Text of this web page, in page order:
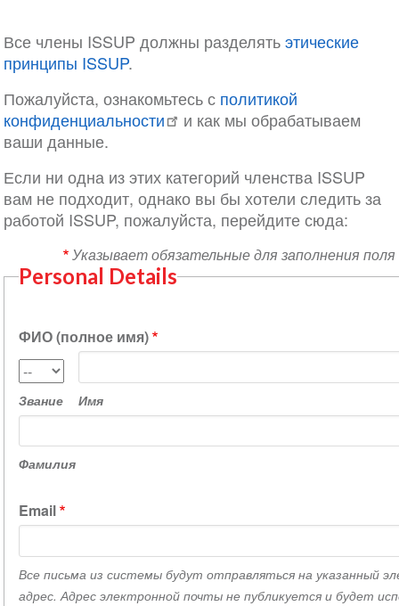
Все члены ISSUP должны разделятьэтические
принципы ISSUP.
Пожалуйста, ознакомьтесь с политикой
конфиденциальности
и как мы обрабатываем
ваши данные.
Если ни одна из этих категорий членства ISSUP
вам не подходит, однако вы бы хотели следить за
работой ISSUP, пожалуйста, перейдите сюда:
Указывает обязательные для заполнения поля
Personal Details
ФИО (полное имя)
Звание
Звание Имя
Фамилия
Email
Все письма из системы будут отправляться на указанный
адрес. Адрес электронной почты не публикуется и будет